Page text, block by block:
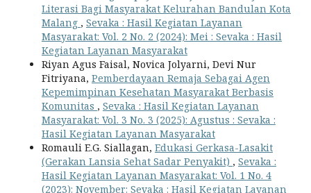
Literasi Bagi Masyarakat Kelurahan Bandulan Kota
Malang , Sevaka : Hasil Kegiatan Layanan
Masyarakat: Vol. 2 No. 2 (2024): Mei : Sevaka : Hasil
Kegiatan Layanan Masyarakat
Riyan Agus Faisal, Novica Jolyarni, Devi Nur
Fitriyana, Pemberdayaan Remaja Sebagai Agen
Kepemimpinan Kesehatan Masyarakat Berbasis
Komunitas , Sevaka : Hasil Kegiatan Layanan
Masyarakat: Vol. 3 No. 3 (2025): Agustus : Sevaka :
Hasil Kegiatan Layanan Masyarakat
Romauli E.G. Siallagan, Edukasi Gerkasa-Lasakit
(Gerakan Lansia Sehat Sadar Penyakit) , Sevaka :
Hasil Kegiatan Layanan Masyarakat: Vol. 1 No. 4
(2023): November: Sevaka : Hasil Kegiatan Layanan